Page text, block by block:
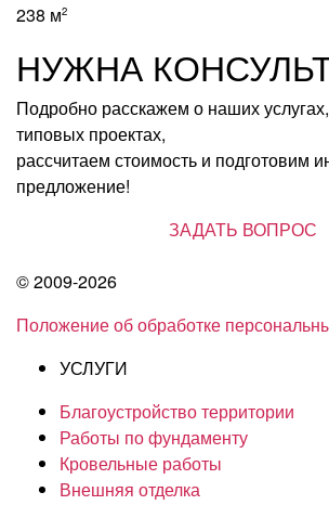
238 м2
НУЖНА
Подробно расскажем о наших
типовых проектах,
рассчитаем стоимость и подготовим
предложение!
ЗАДАТЬ ВОПРОС
© 2009-2026
Положение об обработке
УСЛУГИ
Благоустройство территории
Работы по фундаменту
Кровельные работы
Внешняя отделка